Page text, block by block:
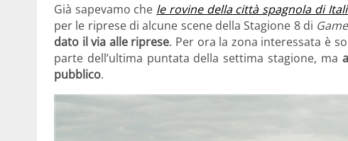
Già sapevamo che le rovine della città spagnola di
per le riprese di alcune scene della Stagione 8 di
dato il via alle riprese. Per ora la zona interessata è
parte dell’ultima puntata della settima stagione, ma
pubblico.